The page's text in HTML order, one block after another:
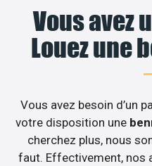
Vous avez
Louez une
Vous avez besoin d’un
votre disposition une
cherchez plus, nous
faut. Effectivement, nos